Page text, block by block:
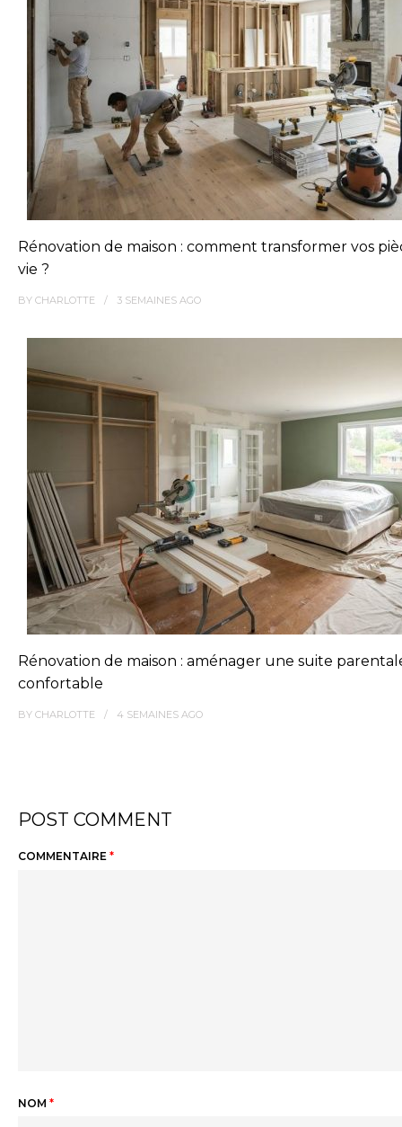
Rénovation de maison : comment transformer vos
vie ?
BY CHARLOTTE 3 SEMAINES AGO
Rénovation de maison : aménager une suite
confortable
BY CHARLOTTE 4 SEMAINES AGO
POST COMMENT
COMMENTAIRE *
NOM *